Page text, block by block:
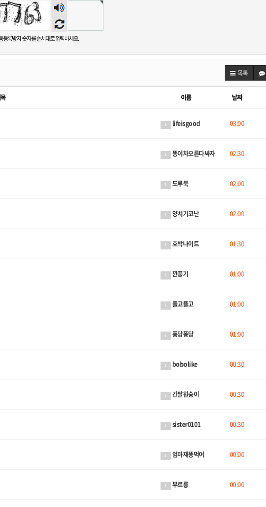
숫자
음성
듣기
등록방지 숫자를 순서대로 입력하세요.
목록
이름 날짜
lifeisgood 03:00
똥이차오른다싸자 02:30
도루묵 02:00
양치기코난 02:00
호박나이트 01:30
깐풍기 01:00
플고플고 01:00
퐁당퐁당 01:00
bobolike 00:30
긴팔원숭이 00:30
sister0101 00:30
엄마쟤똥먹어 00:00
부르릉 00:00